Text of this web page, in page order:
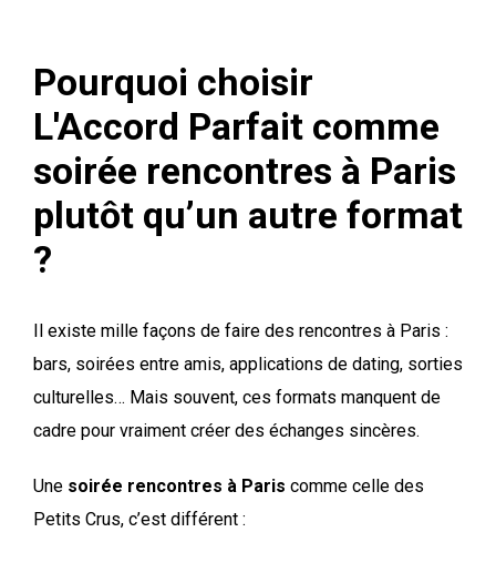
Pourquoi choisir
L'Accord Parfait comme
soirée rencontres à Paris
plutôt qu’un autre format
?
Il existe mille façons de faire des rencontres à Paris :
bars, soirées entre amis, applications de dating, sorties
culturelles… Mais souvent, ces formats manquent de
cadre pour vraiment créer des échanges sincères.
Une soirée rencontres à Paris comme celle des
Petits Crus, c’est différent :